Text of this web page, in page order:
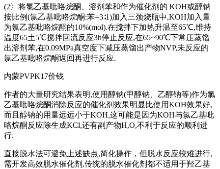
(2〉将氯乙基吡咯烷酮、溶剂苯和作为催化剂的 KOH或醇钠
按比例(氯乙基吡咯烷酮:苯=3∶1)加入三颈烧瓶中,KOH加入量
为氯乙基吡咯烷酮的10%(mol).在搅拌下加热升温至65℃,维持
温度65土5℃搅拌回流反应3h停止反应,在65~90℃下常压蒸馏
出溶剂苯,在0.09MPa真空度下减压蒸馏出产物NVP,未反应的
氯乙基吡咯烷酮返回再进行反应.
内蒙PVPK17价钱
作者的大量研究结果表明,使用醇钠(甲醇钠、乙醇钠等)作为氯
乙基吡咯烷酮消除反应的催化剂效果明显比使用KOH效果好,
而且醇钠的用量远远小于KOH,这可能是因为KOH与氯乙基吡
咯烷酮反应除生成KCl,还有副产物H,O,不利于反应的顺利进
行.
直接脱水法可避免上述缺点,简化操作，但脱水反应较难进行,
需开发高效脱水催化剂,传统的脱水催化剂都不适用于羟乙基